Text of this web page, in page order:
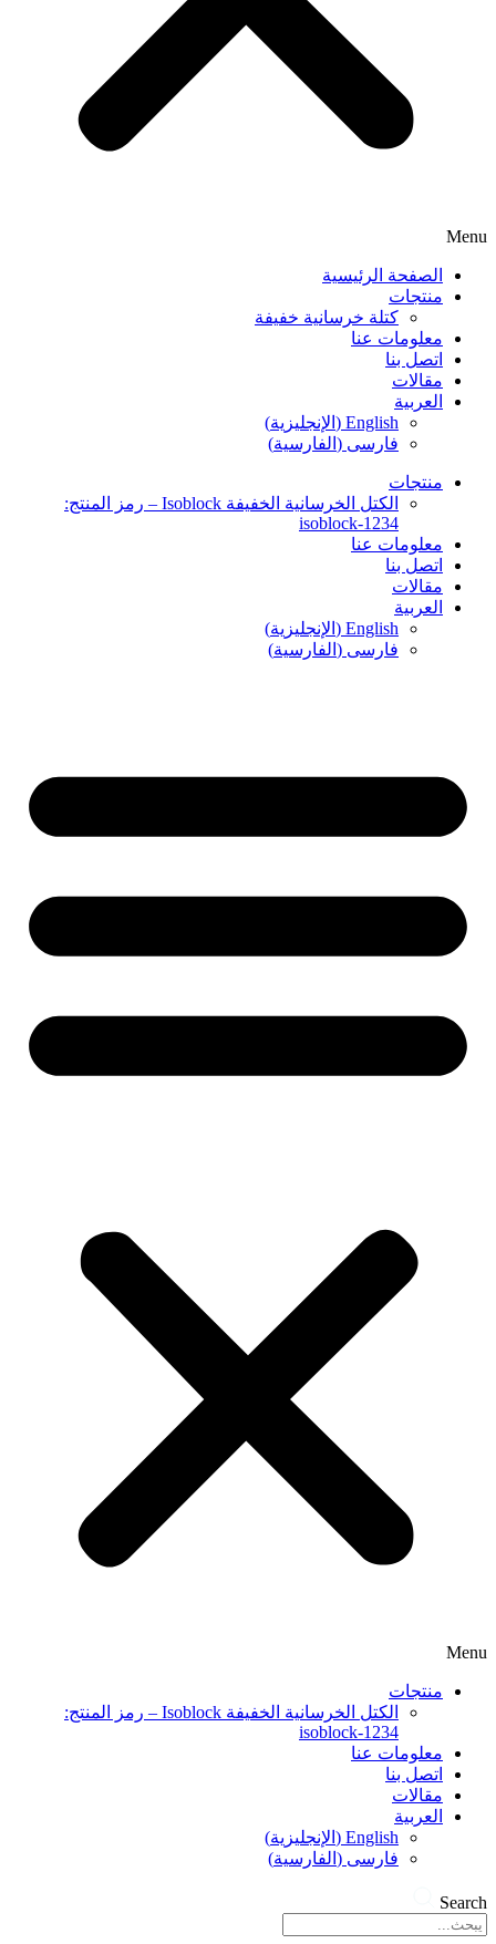
Menu
الصفحة الرئيسية
منتجات
كتلة خرسانية خفيفة
معلومات عنا
اتصل بنا
مقالات
العربية
English
( الإنجليزية)
فارسی ( الفارسية)
منتجات
الكتل الخرسانية الخفيفة Isoblock – رمز المنتج:
isoblock-1234
معلومات عنا
اتصل بنا
مقالات
العربية
English
( الإنجليزية)
فارسی ( الفارسية)
Menu
منتجات
الكتل الخرسانية الخفيفة Isoblock – رمز المنتج:
isoblock-1234
معلومات عنا
اتصل بنا
مقالات
العربية
English
( الإنجليزية)
فارسی ( الفارسية)
Search